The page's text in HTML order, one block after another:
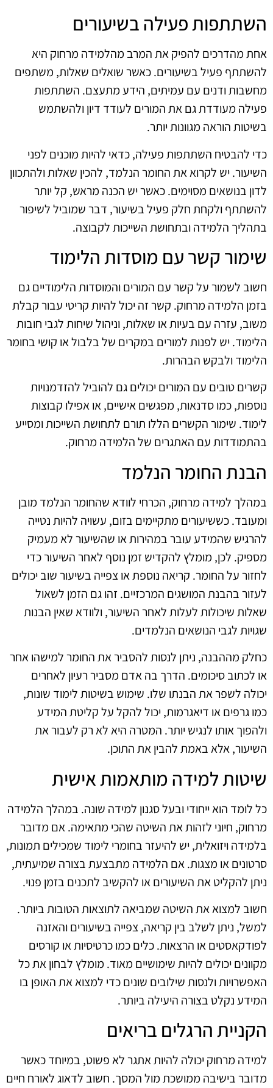
השתתפות פעילה בשיעורים
אחת מהדרכים להפיק את המרב מהלמידה מרחוק היא
להשתתף פעיל בשיעורים. כאשר שואלים שאלות, משתפים
מחשבות ודנים עם עמיתים, הידע מתעצם. השתתפות
פעילה מעודדת גם את המורים לעודד דיון ולהשתמש
בשיטות הוראה מגוונות יותר.
כדי להבטיח השתתפות פעילה, כדאי להיות מוכנים לפני
השיעור. יש לקרוא את החומר הנלמד, להכין שאלות ולהתכוון
לדון בנושאים מסוימים. כאשר יש הכנה מראש, קל יותר
להשתתף ולקחת חלק פעיל בשיעור, דבר שמוביל לשיפור
בתהליך הלמידה ובתחושת השייכות לקבוצה.
שימור קשר עם מוסדות הלימוד
חשוב לשמור על קשר עם המורים והמוסדות הלימודיים גם
בזמן הלמידה מרחוק. קשר זה יכול להיות קריטי עבור קבלת
משוב, עזרה עם בעיות או שאלות, וניהול שיחות לגבי חובות
הלימוד. יש לפנות למורים במקרים של בלבול או קושי בחומר
הלימוד ולבקש הבהרות.
קשרים טובים עם המורים יכולים גם להוביל להזדמנויות
נוספות, כמו סדנאות, מפגשים אישיים, או אפילו קבוצות
לימוד. שימור הקשרים הללו תורם לתחושת השייכות ומסייע
בהתמודדות עם האתגרים של הלמידה מרחוק.
הבנת החומר הנלמד
במהלך למידה מרחוק, הכרחי לוודא שהחומר הנלמד מובן
ומעובד. כששיעורים מתקיימים בזום, עשויה להיות נטייה
להרגיש שהמידע עובר במהירות או שהשיעור לא מעמיק
מספיק. לכן, מומלץ להקדיש זמן נוסף לאחר השיעור כדי
לחזור על החומר. קריאה נוספת או צפייה בשיעור שוב יכולים
לעזור בהבנת המושגים המרכזיים. זהו גם הזמן לשאול
שאלות שיכולות לעלות לאחר השיעור, ולוודא שאין הבנות
שגויות לגבי הנושאים הנלמדים.
כחלק מההבנה, ניתן לנסות להסביר את החומר למישהו אחר
או לכתוב סיכומים. הדרך בה אדם מסביר רעיון לאחרים
יכולה לשפר את הבנתו שלו. שימוש בשיטות לימוד שונות,
כמו גרפים או דיאגרמות, יכול להקל על קליטת המידע
ולהפוך אותו לנגיש יותר. המטרה היא לא רק לעבור את
השיעור, אלא באמת להבין את התוכן.
שיטות למידה מותאמות אישית
כל לומד הוא ייחודי ובעל סגנון למידה שונה. במהלך הלמידה
מרחוק, חיוני לזהות את השיטה שהכי מתאימה. אם מדובר
בלמידה ויזואלית, יש להיעזר בחומרי לימוד שמכילים תמונות,
סרטונים או מצגות. אם הלמידה מתבצעת בצורה שמיעתית,
ניתן להקליט את השיעורים או להקשיב לתכנים בזמן פנוי.
חשוב למצוא את השיטה שמביאה לתוצאות הטובות ביותר.
למשל, ניתן לשלב בין קריאה, צפייה בשיעורים והאזנה
לפודקאסטים או הרצאות. כלים כמו כרטיסיות או קורסים
מקוונים יכולים להיות שימושיים מאוד. מומלץ לבחון את כל
האפשרויות ולנסות שילובים שונים כדי למצוא את האופן בו
המידע נקלט בצורה היעילה ביותר.
הקניית הרגלים בריאים
למידה מרחוק יכולה להיות אתגר לא פשוט, במיוחד כאשר
מדובר בישיבה ממושכת מול המסך. חשוב לדאוג לאורח חיים